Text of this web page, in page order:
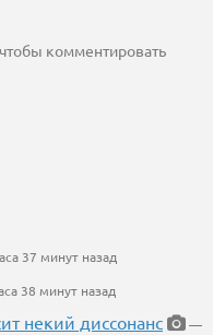
комментировать
37 минут назад
38 минут назад
некий диссонанс
—